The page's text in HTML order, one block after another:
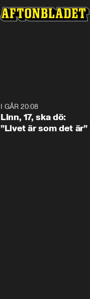
I GÅR 20:08
Linn, 17, ska dö:
”Livet är som det är”